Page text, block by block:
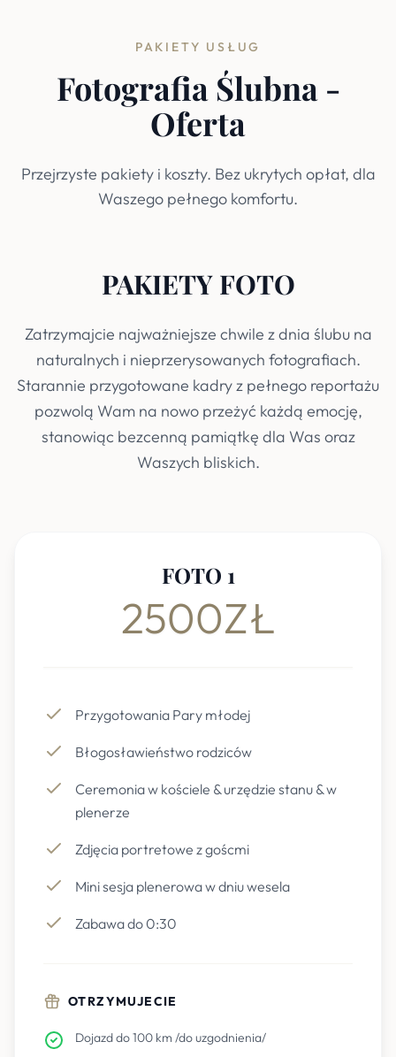
PAKIETY USŁUG
Fotografia Ślubna -
Oferta
Przejrzyste pakiety i koszty. Bez ukrytych opłat, dla
Waszego pełnego komfortu.
PAKIETY FOTO
Zatrzymajcie najważniejsze chwile z dnia ślubu na
naturalnych i nieprzerysowanych fotografiach.
Starannie przygotowane kadry z pełnego reportażu
pozwolą Wam na nowo przeżyć każdą emocję,
stanowiąc bezcenną pamiątkę dla Was oraz
Waszych bliskich.
FOTO 1
2500ZŁ
Przygotowania Pary młodej
Błogosławieństwo rodziców
Ceremonia w kościele & urzędzie stanu & w
plenerze
Zdjęcia portretowe z goścmi
Mini sesja plenerowa w dniu wesela
Zabawa do 0:30
OTRZYMUJECIE
Dojazd do 100 km /do uzgodnienia/